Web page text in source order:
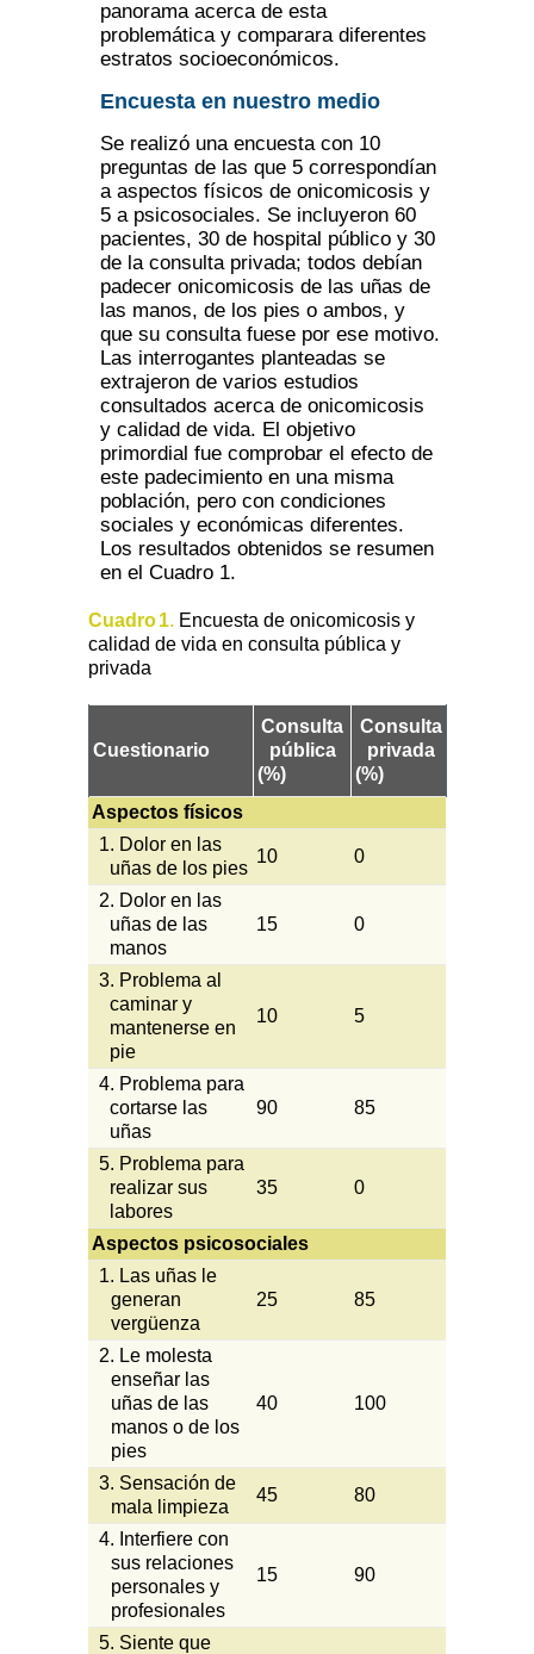
panorama acerca de esta
problemática y comparara diferentes
estratos socioeconómicos.
Encuesta en nuestro medio
Se realizó una encuesta con 10
preguntas de las que 5 correspondían
a aspectos físicos de onicomicosis y
5 a psicosociales. Se incluyeron 60
pacientes, 30 de hospital público y 30
de la consulta privada; todos debían
padecer onicomicosis de las uñas de
las manos, de los pies o ambos, y
que su consulta fuese por ese motivo.
Las interrogantes planteadas se
extrajeron de varios estudios
consultados acerca de onicomicosis
y calidad de vida. El objetivo
primordial fue comprobar el efecto de
este padecimiento en una misma
población, pero con condiciones
sociales y económicas diferentes.
Los resultados obtenidos se resumen
en el Cuadro 1.
Cuadro1. Encuesta de onicomicosis y
calidad de vida en consulta pública y
privada
Cuestionario
Consulta
pública
(%)
Consulta
privada
(%)
Aspectos físicos
1. Dolor en las
uñas de los pies
10 0
2. Dolor en las
uñas de las
manos
15 0
3. Problema al
caminar y
mantenerse en
pie
10 5
4. Problema para
cortarse las
uñas
90 85
5. Problema para
realizar sus
labores
35 0
Aspectos psicosociales
1. Las uñas le
generan
vergüenza
25 85
2. Le molesta
enseñar las
uñas de las
manos o de los
pies
40 100
3. Sensación de
mala limpieza
45 80
4. Interfiere con
sus relaciones
personales y
profesionales
15 90
5. Siente que